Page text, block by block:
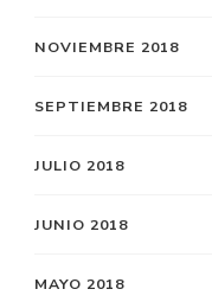
NOVIEMBRE 2018
SEPTIEMBRE 2018
JULIO 2018
JUNIO 2018
MAYO 2018